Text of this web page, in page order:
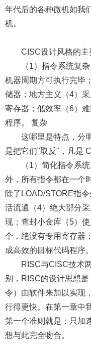
年代后的各种微机如我
机。
CISC设计风格的主
（1）指令系统复
机器周期方可执行完毕
储器；地方主义（4）
寄存器；低效率（6）
程序。 复杂
这哪里是特点，分
是把它们"取反"，凡是
（1）简化指令系
外，所有指令都在一个
除了LOAD/STORE指
活流通（4）绝大部分
现；查封小金库（5）
个，绝没有专用寄存器
成高效的目标代码程序
RISC与CISC技术
别，RISC的设计思想
令）由软件来加以实现
行得更快。在第一章中
第一个准则就是：只加
想与此完全吻合。